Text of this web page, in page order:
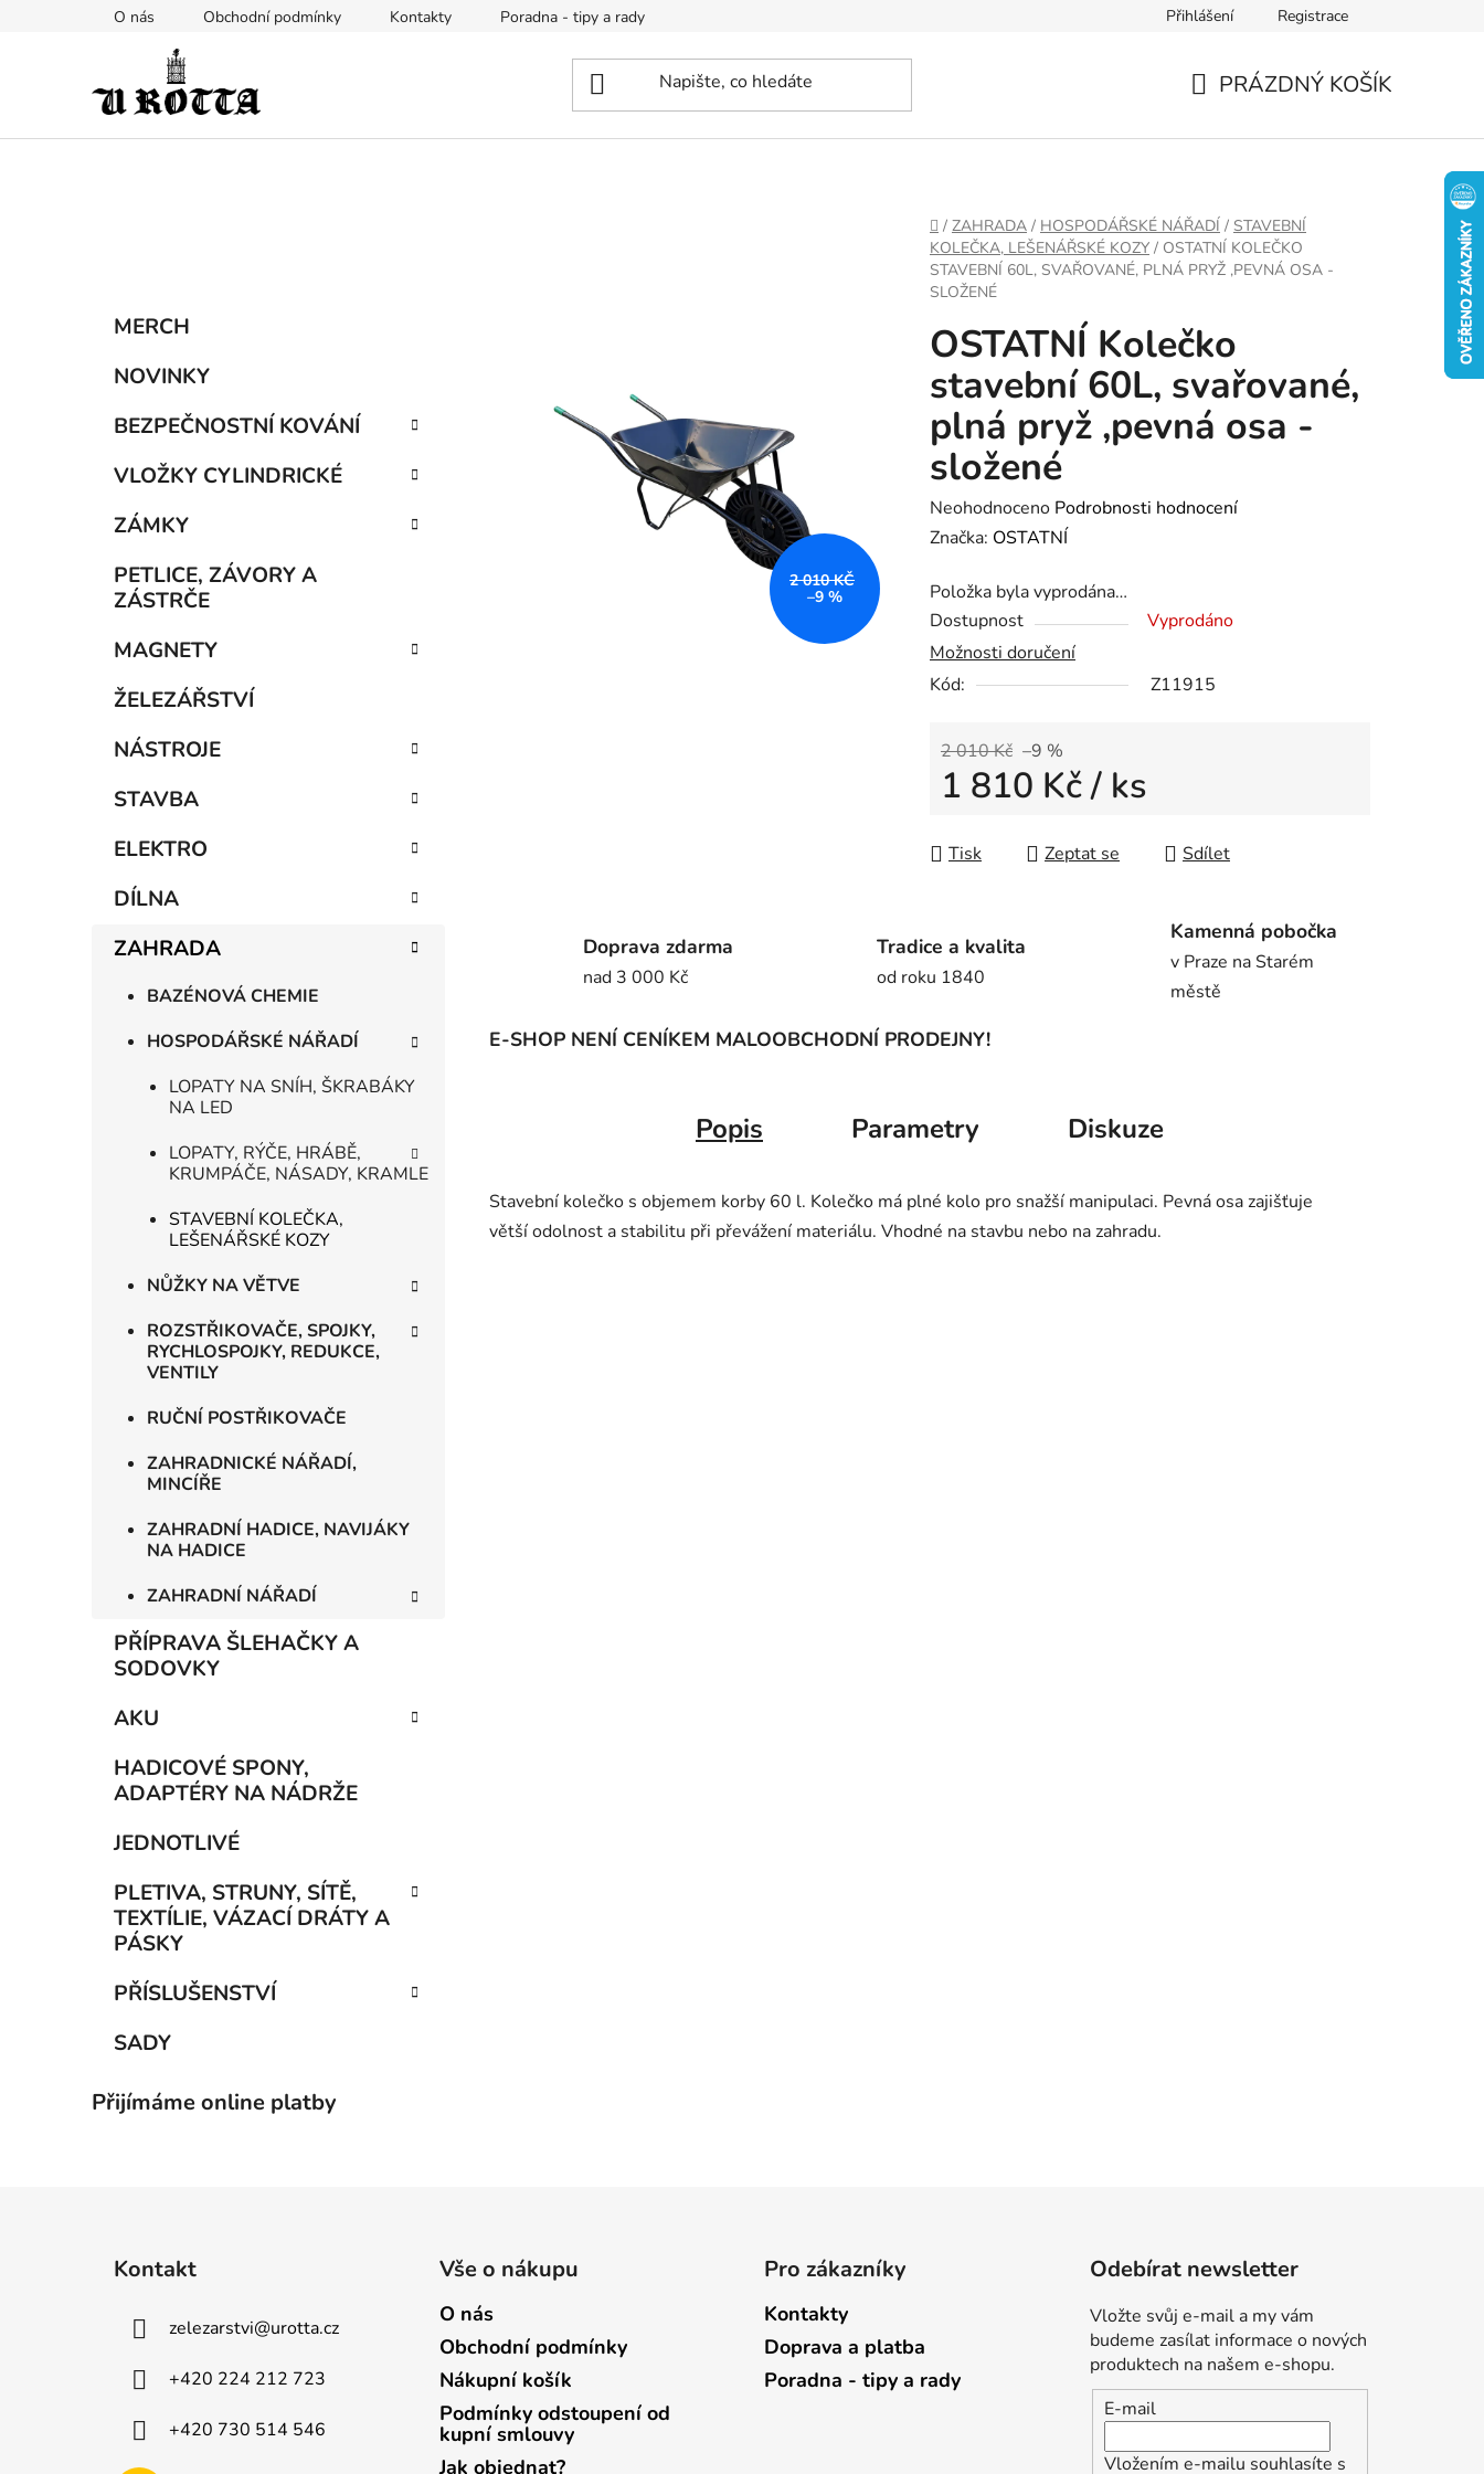
O nás Obchodní podmínky Kontakty Poradna - tipy a rady Přihlášení Registrace
PRÁZDNÝ KOŠÍK
DOMŮ
/ ZAHRADA / HOSPODÁŘSKÉ NÁŘADÍ / STAVEBNÍ
KOLEČKA, LEŠENÁŘSKÉ KOZY / OSTATNÍ KOLEČKO
STAVEBNÍ 60L, SVAŘOVANÉ, PLNÁ PRYŽ ,PEVNÁ OSA -
SLOŽENÉ
Přeskočit
kategorie
MERCH
NOVINKY
BEZPEČNOSTNÍ KOVÁNÍ
VLOŽKY CYLINDRICKÉ
ZÁMKY
PETLICE, ZÁVORY A
ZÁSTRČE
MAGNETY
ŽELEZÁŘSTVÍ
NÁSTROJE
STAVBA
ELEKTRO
DÍLNA
ZAHRADA
BAZÉNOVÁ CHEMIE
HOSPODÁŘSKÉ NÁŘADÍ
LOPATY NA SNÍH, ŠKRABÁKY
NA LED
LOPATY, RÝČE, HRÁBĚ,
KRUMPÁČE, NÁSADY, KRAMLE
STAVEBNÍ KOLEČKA,
LEŠENÁŘSKÉ KOZY
NŮŽKY NA VĚTVE
ROZSTŘIKOVAČE, SPOJKY,
RYCHLOSPOJKY, REDUKCE,
VENTILY
RUČNÍ POSTŘIKOVAČE
ZAHRADNICKÉ NÁŘADÍ,
MINCÍŘE
ZAHRADNÍ HADICE, NAVIJÁKY
NA HADICE
ZAHRADNÍ NÁŘADÍ
PŘÍPRAVA ŠLEHAČKY A
SODOVKY
AKU
HADICOVÉ SPONY,
ADAPTÉRY NA NÁDRŽE
JEDNOTLIVÉ
PLETIVA, STRUNY, SÍTĚ,
TEXTÍLIE, VÁZACÍ DRÁTY A
PÁSKY
PŘÍSLUŠENSTVÍ
SADY
Přijímáme online platby
OSTATNÍ Kolečko
stavební 60L, svařované,
plná pryž ,pevná osa -
složené
Průměrné
hodnocení
je
0,0
z
5
Neohodnoceno Podrobnosti hodnocení
Značka: OSTATNÍ
Položka byla vyprodána…
Dostupnost
Vyprodáno
Možnosti doručení
Kód:
Z11915
2 010 Kč –9 %
1 810 Kč/ ks
Tisk
Zeptat se Sdílet
2 010 KČ
–9 %
Doprava zdarma
nad 3 000 Kč
Tradice a kvalita
od roku 1840
Kamenná pobočka
v Praze na Starém
městě
E-SHOP NENÍ CENÍKEM MALOOBCHODNÍ PRODEJNY!
Popis Parametry Diskuze
Stavební kolečko s objemem korby 60 l. Kolečko má plné kolo pro snažší manipulaci. Pevná osa zajišťuje
větší odolnost a stabilitu při převážení materiálu. Vhodné na stavbu nebo na zahradu.
Kontakt
zelezarstvi@urotta.cz
+420 224 212 723
+420 730 514 546
Vše o nákupu
O nás
Obchodní podmínky
Nákupní košík
Podmínky odstoupení od
kupní smlouvy
Jak objednat?
Pro zákazníky
Kontakty
Doprava a platba
Poradna - tipy a rady
Odebírat newsletter
Vložte svůj e-mail a my vám
budeme zasílat informace o nových
produktech na našem e-shopu.
E-mail
Vložením e-mailu souhlasíte s